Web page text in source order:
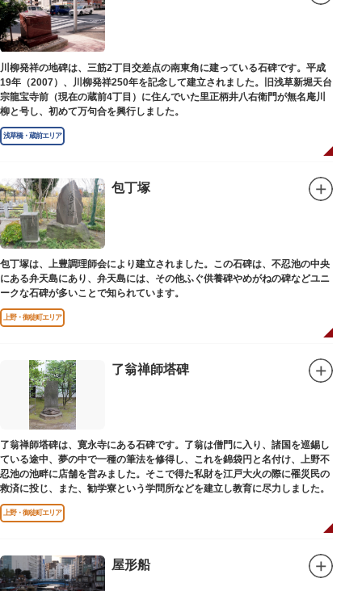
川柳発祥の地碑は、三筋2丁目交差点の南東角に建っている石碑です。平成
19年（2007）、川柳発祥250年を記念して建立されました。旧浅草新堀天台
宗龍宝寺前（現在の蔵前4丁目）に住んでいた里正柄井八右衛門が無名庵川
柳と号し、初めて万句合を興行しました。
浅草橋・蔵前エリア
包丁塚
包丁塚は、上豊調理師会により建立されました。この石碑は、不忍池の中央
にある弁天島にあり、弁天島には、その他ふぐ供養碑やめがねの碑などユニ
ークな石碑が多いことで知られています。
上野・御徒町エリア
了翁禅師塔碑
了翁禅師塔碑は、寛永寺にある石碑です。了翁は僧門に入り、諸国を巡錫し
ている途中、夢の中で一種の筆法を修得し、これを錦袋円と名付け、上野不
忍池の池畔に店舗を営みました。そこで得た私財を江戸大火の際に罹災民の
救済に投じ、また、勧学寮という学問所などを建立し教育に尽力しました。
上野・御徒町エリア
屋形船